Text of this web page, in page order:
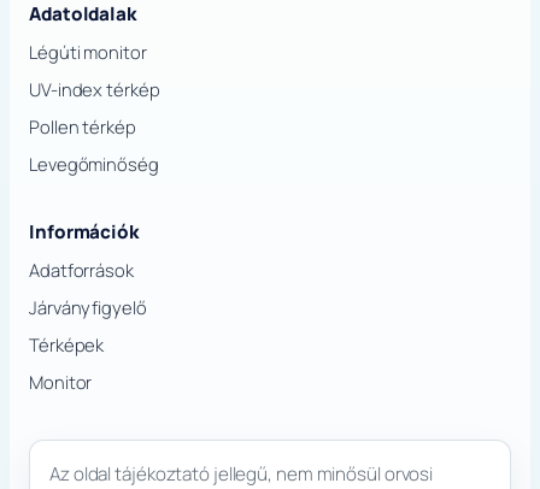
Adatoldalak
Légúti monitor
UV-index térkép
Pollen térkép
Levegőminőség
Információk
Adatforrások
Járványfigyelő
Térképek
Monitor
Az oldal tájékoztató jellegű, nem minősül orvosi